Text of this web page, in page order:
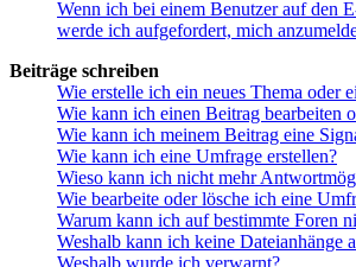
Wenn ich bei einem Benutzer auf den
werde ich aufgefordert, mich
Beiträge schreiben
Wie erstelle ich ein neues Thema oder
Wie kann ich einen Beitrag bearbeiten
Wie kann ich meinem Beitrag eine
Wie kann ich eine Umfrage erstellen?
Wieso kann ich nicht mehr
Wie bearbeite oder lösche ich eine
Warum kann ich auf bestimmte Foren
Weshalb kann ich keine Dateianhänge